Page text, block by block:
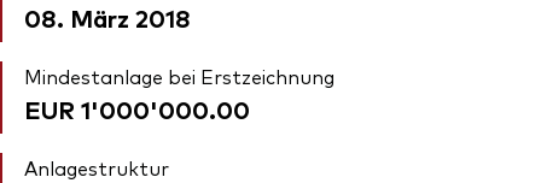
08. März 2018
Mindestanlage bei Erstzeichnung
EUR 1'000'000.00
Anlagestruktur